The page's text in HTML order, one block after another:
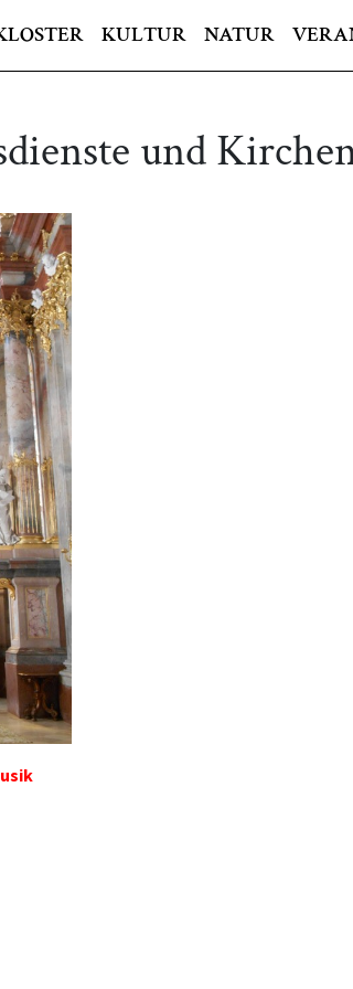
KULTUR NATUR
und